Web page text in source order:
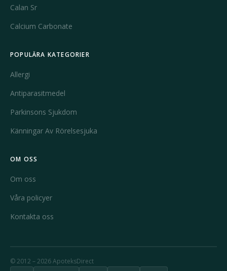
Calan Sr
Calcium Carbonate
POPULÄRA KATEGORIER
Allergi
Antiparasitmedel
Parkinsons Sjukdom
Känningar Av Rörelsesjuka
OM OSS
Om oss
Våra policyer
Kontakta oss
© 2012 – 2026 ApoteksDirect